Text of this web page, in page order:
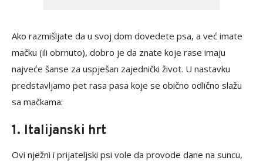
Ako razmišljate da u svoj dom dovedete psa, a već imate
mačku (ili obrnuto), dobro je da znate koje rase imaju
najveće šanse za uspješan zajednički život. U nastavku
predstavljamo pet rasa pasa koje se obično odlično slažu
sa mačkama:
1. Italijanski hrt
Ovi nježni i prijateljski psi vole da provode dane na suncu,